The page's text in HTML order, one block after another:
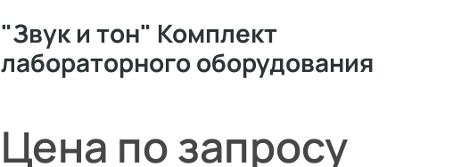
"Звук и тон" Комплект
лабораторного оборудования
Цена по запросу